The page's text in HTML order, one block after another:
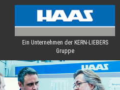
Ein Unternehmen der KERN-LIEBERS
Gruppe